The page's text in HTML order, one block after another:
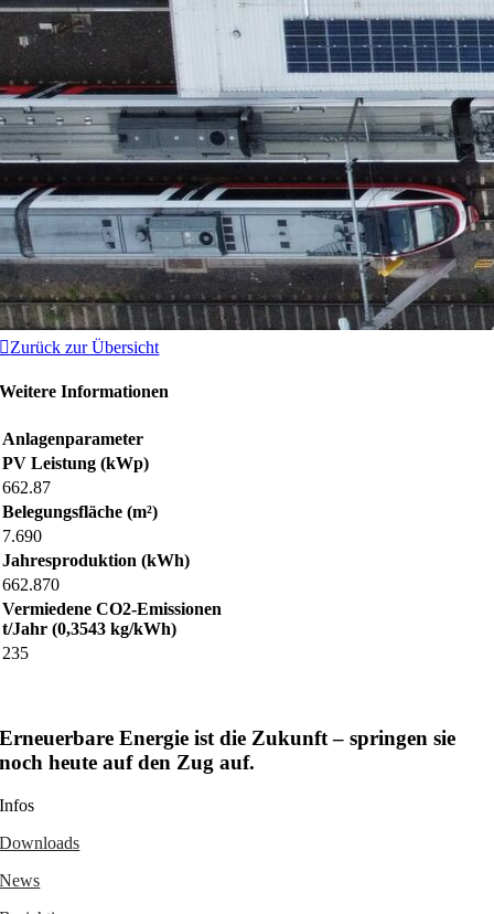
Zurück zur Übersicht
Weitere Informationen
Anlagenparameter
PV Leistung (kWp)
662.87
Belegungsfläche (m²)
7.690
Jahresproduktion (kWh)
662.870
Vermiedene CO2-Emissionen
t/Jahr (0,3543 kg/kWh)
235